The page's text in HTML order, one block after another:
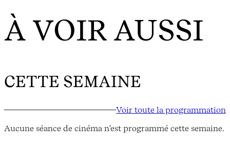
À VOIR AUSSI
CETTE SEMAINE
Voir toute la programmation
Aucune séance de cinéma n'est programmé cette semaine.